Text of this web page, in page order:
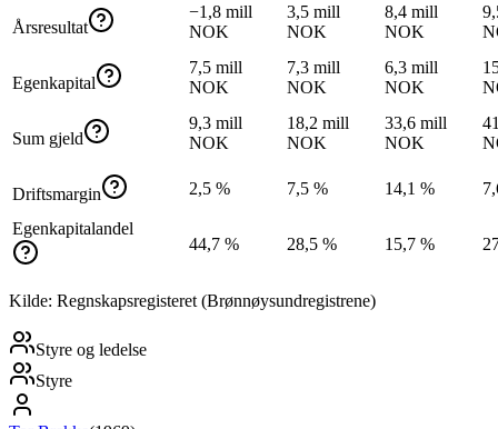
Årsresultat
−1,8 mill
NOK
3,5 mill
NOK
8,4 mill
NOK
Egenkapital
7,5 mill
NOK
7,3 mill
NOK
6,3 mill
NOK
Sum gjeld
9,3 mill
NOK
18,2 mill
NOK
33,6 mill
NOK
Driftsmargin 2,5 % 7,5 % 14,1 %
Egenkapitalandel
44,7 %
28,5 % 15,7 %
Kilde: Regnskapsregisteret (Brønnøysundregistrene)
Styre og ledelse
Styre